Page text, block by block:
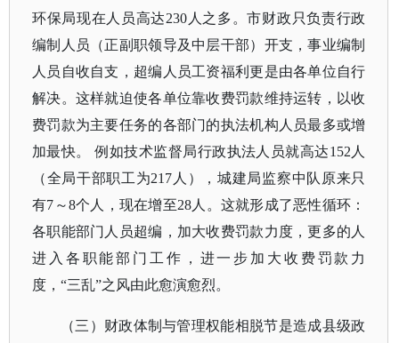
环保局现在人员高达230人之多。市财政只负责行政
编制人员（正副职领导及中层干部）开支，事业编制
人员自收自支，超编人员工资福利更是由各单位自行
解决。这样就迫使各单位靠收费罚款维持运转，以收
费罚款为主要任务的各部门的执法机构人员最多或增
加最快。 例如技术监督局行政执法人员就高达152人
（全局干部职工为217人），城建局监察中队原来只
有7～8个人，现在增至28人。这就形成了恶性循环：
各职能部门人员超编，加大收费罚款力度，更多的人
进入各职能部门工作，进一步加大收费罚款力
度，“三乱”之风由此愈演愈烈。
（三）财政体制与管理权能相脱节是造成县级政